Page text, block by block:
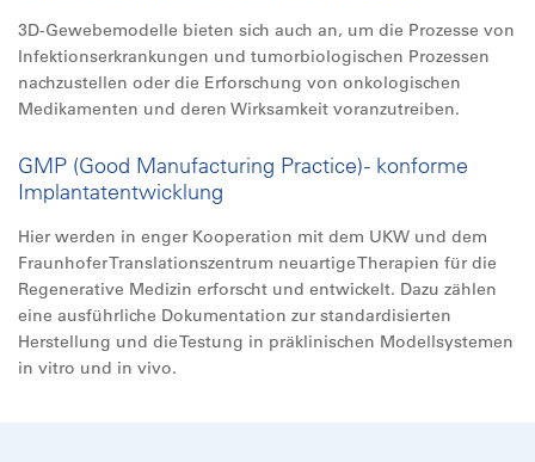
3D-Gewebemodelle bieten sich auch an, um die Prozesse von
Infektionserkrankungen und tumorbiologischen Prozessen
nachzustellen oder die Erforschung von onkologischen
Medikamenten und deren Wirksamkeit voranzutreiben.
GMP (Good Manufacturing Practice) - konforme
Implantatentwicklung
Hier werden in enger Kooperation mit dem UKW und dem
Fraunhofer Translationszentrum neuartige Therapien für die
Regenerative Medizin erforscht und entwickelt. Dazu zählen
eine ausführliche Dokumentation zur standardisierten
Herstellung und die Testung in präklinischen Modellsystemen
in vitro und in vivo.